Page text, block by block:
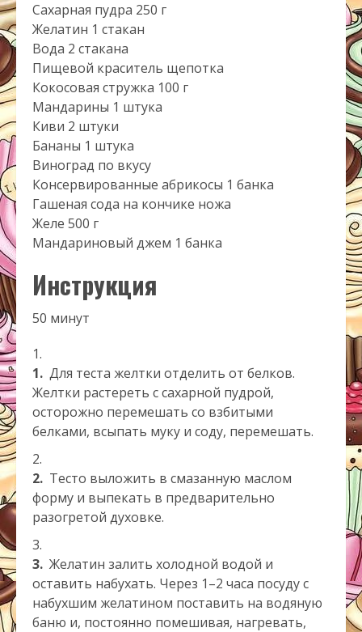
Сахарная пудра 250 г
Желатин 1 стакан
Вода 2 стакана
Пищевой краситель щепотка
Кокосовая стружка 100 г
Мандарины 1 штука
Киви 2 штуки
Бананы 1 штука
Виноград по вкусу
Консервированные абрикосы 1 банка
Гашеная сода на кончике ножа
Желе 500 г
Мандариновый джем 1 банка
Инструкция
50 минут
1. Для теста желтки отделить от белков.
Желтки растереть с сахарной пудрой,
осторожно перемешать со взбитыми
белками, всыпать муку и соду, перемешать.
2. Тесто выложить в смазанную маслом
форму и выпекать в предварительно
разогретой духовке.
3. Желатин залить холодной водой и
оставить набухать. Через 1–2 часа посуду с
набухшим желатином поставить на водяную
баню и, постоянно помешивая, нагревать,